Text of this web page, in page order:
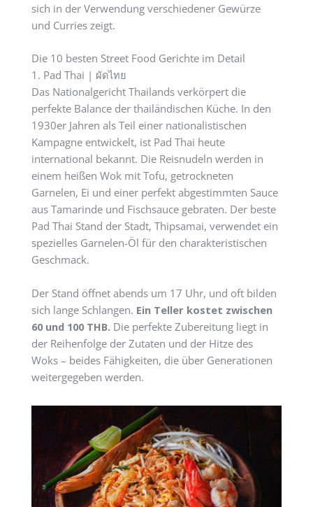
sich in der Verwendung verschiedener Gewürze
und Curries zeigt.
Die 10 besten Street Food Gerichte im Detail
1. Pad Thai | ผัดไทย
Das Nationalgericht Thailands verkörpert die
perfekte Balance der thailändischen Küche. In den
1930er Jahren als Teil einer nationalistischen
Kampagne entwickelt, ist Pad Thai heute
international bekannt. Die Reisnudeln werden in
einem heißen Wok mit Tofu, getrockneten
Garnelen, Ei und einer perfekt abgestimmten Sauce
aus Tamarinde und Fischsauce gebraten. Der beste
Pad Thai Stand der Stadt, Thipsamai, verwendet ein
spezielles Garnelen-Öl für den charakteristischen
Geschmack.
Der Stand öffnet abends um 17 Uhr, und oft bilden
sich lange Schlangen. Ein Teller kostet zwischen
60 und 100 THB. Die perfekte Zubereitung liegt in
der Reihenfolge der Zutaten und der Hitze des
Woks – beides Fähigkeiten, die über Generationen
weitergegeben werden.